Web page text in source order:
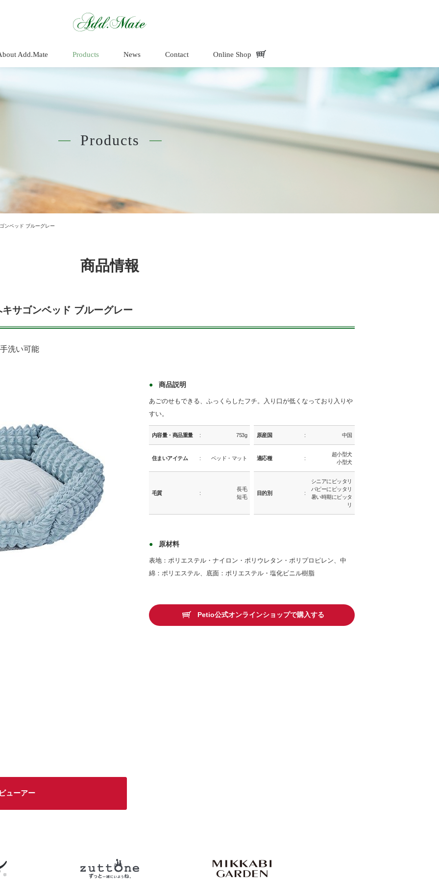
Add.Mate Products News Contact Online Shop
Products
ンベッド ブルーグレー
商品情報
サゴンベッド ブルーグレー
洗い可能
ューアー
商品説明
あごのせもできる、ふっくらしたフチ。入り口が低くなっており入りや
すい。
内容量・商品重量 753g 原産国 中国
住まいアイテム ベッド・マット 適応種
超小型犬
小型犬
毛質
長毛
短毛
目的別
シニアにピッタリ
パピーにピッタリ
暑い時期にピッタ
リ
原材料
表地：ポリエステル・ナイロン・ポリウレタン・ポリプロピレン、中
綿：ポリエステル、底面：ポリエステル・塩化ビニル樹脂
Petio公式オンラインショップで購入する